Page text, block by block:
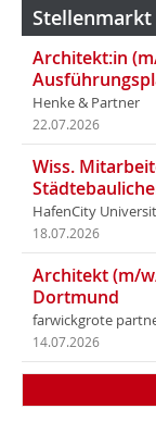
Architekt:in
Henke & Partner
22.07.2026
Wiss.
HafenCity
18.07.2026
Architekt (m/
Dortmund
farwickgrote
14.07.2026